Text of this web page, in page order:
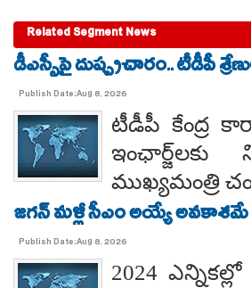
Related Segment News
డీఎస్సీపై దుష్ప్రచారం.. టీడీపీ
Publish Date:Aug 8, 2026
టీడీపీ కేంద్ర
ఇంఛార్జ్‌లకు
ముఖ్యమంత్రి
జగన్ మళ్లీ సీఎం అయ్యే
Publish Date:Aug 8, 2026
2024